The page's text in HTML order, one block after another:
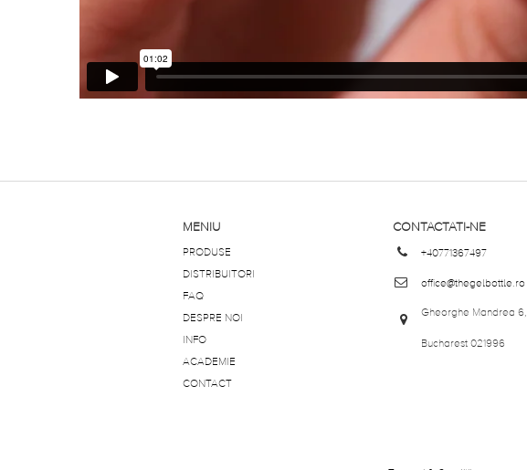
MENIU
PRODUSE
DISTRIBUITORI
FAQ
DESPRE NOI
INFO
ACADEMIE
CONTACT
CONTACTATI-NE
+40771367497
office@thegelbottle.ro
Gheorghe Mandrea 6,
Bucharest 021996